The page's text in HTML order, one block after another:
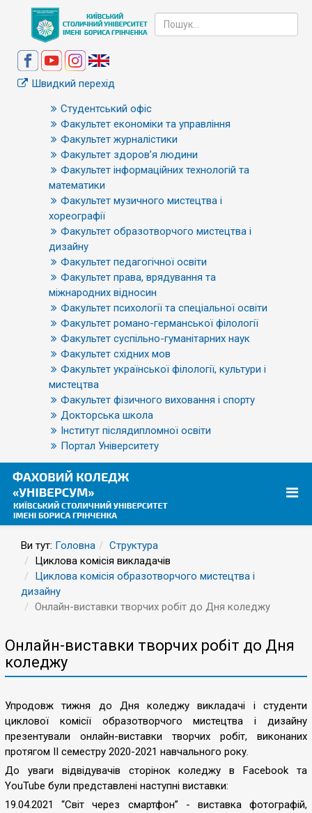
Швидкий перехід
Студентський офіс
Факультет економіки та управління
Факультет журналістики
Факультет здоров’я людини
Факультет інформаційних технологій та
математики
Факультет музичного мистецтва і
хореографії
Факультет образотворчого мистецтва і
дизайну
Факультет педагогічної освіти
Факультет права, врядування та
міжнародних відносин
Факультет психології та спеціальної освіти
Факультет романо-германської філології
Факультет суспільно-гуманітарних наук
Факультет східних мов
Факультет української філології, культури і
мистецтва
Факультет фізичного виховання і спорту
Докторська школа
Інститут післядипломної освіти
Портал Університету
Ви тут: Головна
Структура
Циклова комісія викладачів
Циклова комісія образотворчого мистецтва і
дизайну
Онлайн-виставки творчих робіт до Дня коледжу
Онлайн-виставки творчих робіт до Дня
коледжу
Упродовж тижня до Дня коледжу викладачі і студенти
циклової комісії образотворчого мистецтва і дизайну
презентували онлайн-виставки творчих робіт, виконаних
протягом ІІ семестру 2020-2021 навчального року.
До уваги відвідувачів сторінок коледжу в Facebook та
YouTube були представлені наступні виставки:
19.04.2021 “Світ через смартфон” - виставка фотографій,